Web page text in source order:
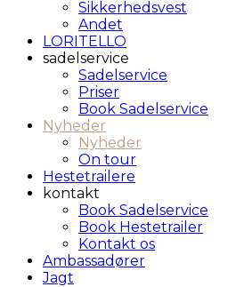
Sikkerhedsvest
Andet
LORITELLO
sadelservice
Sadelservice
Priser
Book Sadelservice
Nyheder
Nyheder
On tour
Hestetrailere
kontakt
Book Sadelservice
Book Hestetrailer
Kontakt os
Ambassadører
Jagt